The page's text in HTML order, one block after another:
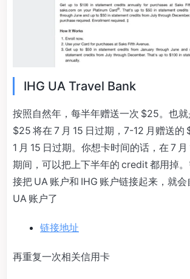
IHG UA Travel Bank
按照自然年，每半年赠送一次 $25。也
$25 将在 7 月 15 日过期，7-12 月赠送的
1 月 15 日过期。你想卡时间的话，在 7 月
期间，可以把上下半年的 credit 都用掉
接把 UA 账户和 IHG 账户链接起来，就
UA 账户了
链接地址
再重复一次相关信用卡